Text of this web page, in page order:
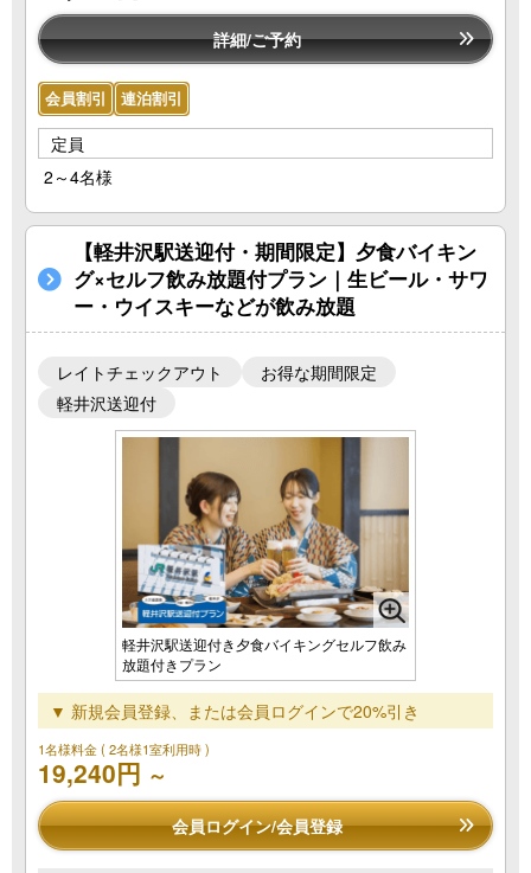
詳細/ご予約
会員割引 連泊割引
定員
2～4名様
【軽井沢駅送迎付・期間限定】夕食バイキン
グ×セルフ飲み放題付プラン｜生ビール・サワ
ー・ウイスキーなどが飲み放題
レイトチェックアウト
お得な期間限定
軽井沢送迎付
軽井沢駅送迎付き夕食バイキングセルフ飲み
放題付きプラン
▼ 新規会員登録、または会員ログインで20%引き
1名様料金( 2名様1室利用時 )
19,240円 ～
会員ログイン/会員登録